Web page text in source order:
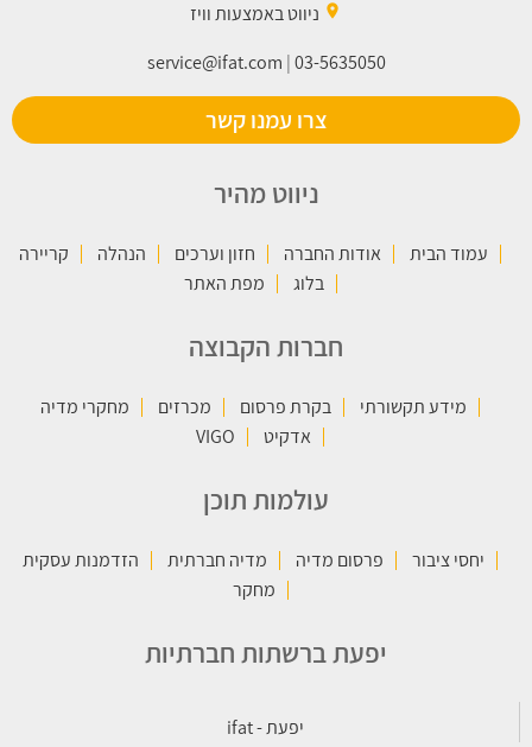
place ניווט באמצעות וויז
service@ifat.com |03-5635050
צרו עמנו קשר
ניווט מהיר
עמוד הבית אודות החברה חזון וערכים הנהלה
קריירה
בלוג
מפת האתר
חברות הקבוצה
מידע תקשורתי בקרת פרסום מכרזים
מחקרי מדיה
אדקיט
VIGO
עולמות תוכן
יחסי ציבור פרסום מדיה מדיה חברתית
הזדמנות עסקית
מחקר
יפעת ברשתות חברתיות